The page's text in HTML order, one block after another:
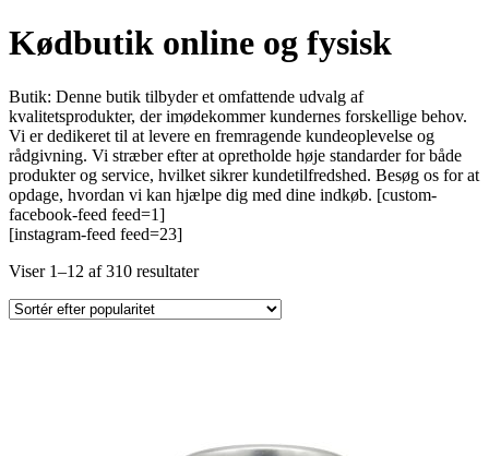
Kødbutik online og fysisk
Butik: Denne butik tilbyder et omfattende udvalg af
kvalitetsprodukter, der imødekommer kundernes forskellige behov.
Vi er dedikeret til at levere en fremragende kundeoplevelse og
rådgivning. Vi stræber efter at opretholde høje standarder for både
produkter og service, hvilket sikrer kundetilfredshed. Besøg os for at
opdage, hvordan vi kan hjælpe dig med dine indkøb. [custom-
facebook-feed feed=1]
[instagram-feed feed=23]
Viser 1–12 af 310 resultaterSorteret
popularitet